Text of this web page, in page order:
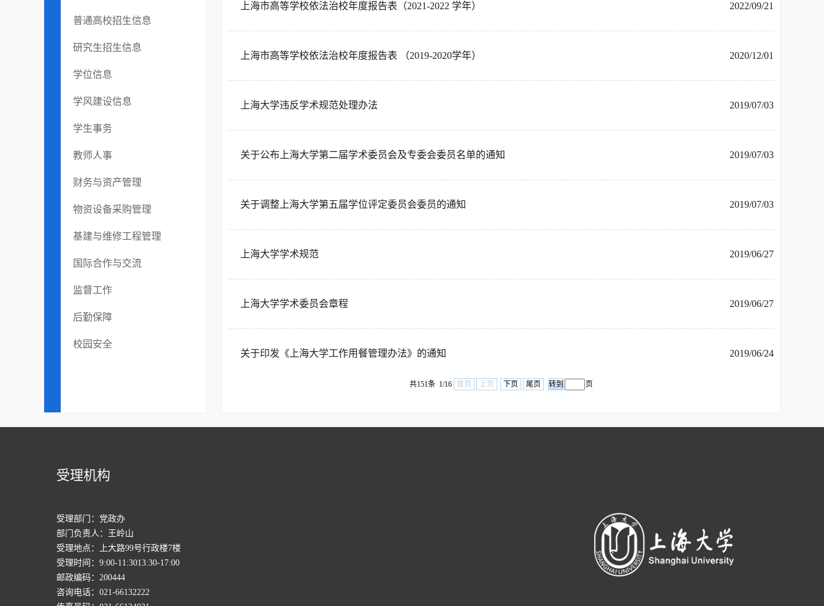
普通高校招生信息
研究生招生信息
学位信息
学风建设信息
学生事务
教师人事
财务与资产管理
物资设备采购管理
基建与维修工程管理
国际合作与交流
监督工作
后勤保障
校园安全
上海市高等学校依法治校年度报告表（2021-2022 学年） 2022/09/21
上海市高等学校依法治校年度报告表 （2019-2020学年） 2020/12/01
上海大学违反学术规范处理办法 2019/07/03
关于公布上海大学第二届学术委员会及专委会委员名单的通知 2019/07/03
关于调整上海大学第五届学位评定委员会委员的通知 2019/07/03
上海大学学术规范 2019/06/27
上海大学学术委员会章程 2019/06/27
关于印发《上海大学工作用餐管理办法》的通知 2019/06/24
共151条 1/16 首页 上页 下页 尾页 页
受理机构
受理部门：党政办
部门负责人：王岭山
受理地点：上大路99号行政楼7楼
受理时间：9:00-11:3013:30-17:00
邮政编码：200444
咨询电话：021-66132222